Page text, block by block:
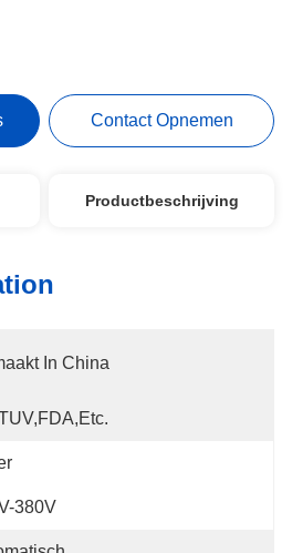
Contact Opnemen
Productbeschrijving
In China
380V